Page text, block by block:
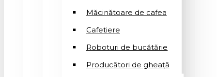
Măcinătoare de cafea
Cafetiere
Roboturi de bucătărie
Producători de gheață